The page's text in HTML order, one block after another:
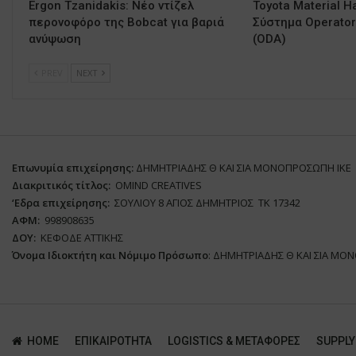
Ergon Tzanidakis: Νέο ντίζελ
περονοφόρο της Bobcat για βαριά
ανύψωση
Toyota Material
Σύστημα
(ODA)
NEXT
Επωνυμία επιχείρησης: ΔΗΜΗΤΡΙΑΔΗΣ Θ ΚΑΙ ΣΙΑ ΜΟΝΟΠΡΟΣΩΠΗ ΙΚΕ
Διακριτικός τίτλος: ΟΜΙΝD CREATIVES
‘Eδρα επιχείρησης: ΣΟΥΛΙΟΥ 8 ΑΓΙΟΣ ΔΗΜΗΤΡΙΟΣ ΤΚ 17342
ΑΦΜ: 998908635
ΔΟΥ: ΚΕΦΟΔΕ ΑΤΤΙΚΗΣ
Όνομα Ιδιοκτήτη και Νόμιμο Πρόσωπο: ΔΗΜΗΤΡΙΑΔΗΣ Θ ΚΑΙ ΣΙΑ
HOME ΕΠΙΚΑΙΡΌΤΗΤΑ LOGISTICS & ΜΕΤΑΦΟΡΕΣ